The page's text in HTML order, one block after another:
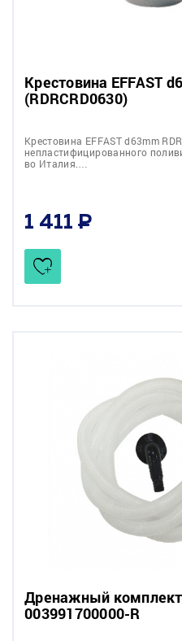
Крестовина EFFAST
(RDRСRD0630)
Крестовина EFFAST d63mm
непластифицированного
во Италия.…
1 411
Дренажный комплект
003991700000-R